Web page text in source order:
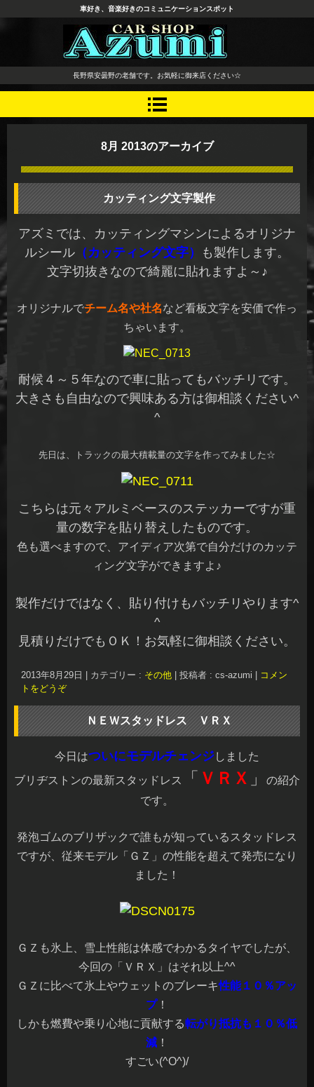
長野県 安曇野市 タイヤ ホ
イール デッドニング カーオ
ーディオ レカロシート
車好き、音楽好きのコミュニケーションスポット
長野県安曇野の老舗です。お気軽に御来店ください☆
8月 2013のアーカイブ
カッティング文字製作
アズミでは、カッティングマシンによるオリジナ
ルシール （カッティング文字）
も製作します。
文字切抜きなので綺麗に貼れますよ～♪
オリジナルでチーム名や社名など看板文字を安価で作っ
ちゃいます。
耐候４～５年なので車に貼ってもバッチリです。
大きさも自由なので興味ある方は御相談ください^
^
先日は、トラックの最大積載量の文字を作ってみました☆
こちらは元々アルミベースのステッカーですが重
量の数字を貼り替えしたものです。
色も選べますので、アイディア次第で自分だけのカッテ
ィング文字ができますよ♪
製作だけではなく、貼り付けもバッチリやります^
^
見積りだけでもＯＫ！お気軽に御相談ください。
2013年8月29日 カテゴリー : その他 投稿者 : cs-azumi
コメン
トをどうぞ
ＮＥＷスタッドレス ＶＲＸ
今日はついにモデルチェンジしました
ブリヂストンの最新スタッドレス
「 ＶＲＸ 」
の紹介
です。
発泡ゴムのブリザックで誰もが知っているスタッドレス
ですが、従来モデル「ＧＺ」の性能を超えて発売になり
ました！
ＧＺも氷上、雪上性能は体感でわかるタイヤでしたが、
今回の「ＶＲＸ」はそれ以上^^
ＧＺに比べて氷上やウェットのブレーキ性能１０％アッ
プ！
しかも燃費や乗り心地に貢献する転がり抵抗も１０％低
減 ！
すごい(^O^)/